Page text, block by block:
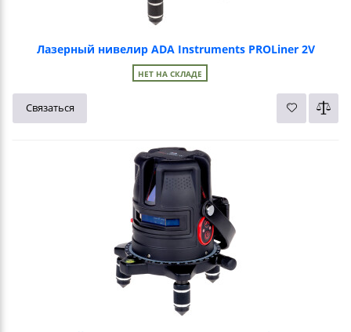
Лазерный нивелир ADA Instruments PROLiner 2V
НЕТ НА СКЛАДЕ
Связаться